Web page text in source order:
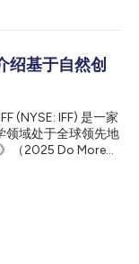
个月内的就业率高
了一个强大的人才
专业人才，他们兼
随着新一代香氛人
未来充满光明。”
身香氛领域的学子
意传承与科学驱动的
的香氛设计与创作
绍基于自然创
(NYSE: IFF) 是一家
领域处于全球领先地
（2025 Do More
关系以及在整个价
如何在减少环境
和长期价值。 IFF